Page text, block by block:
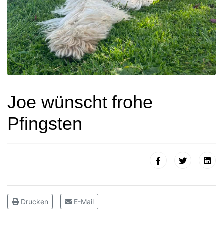
Joe wünscht frohe
Pfingsten
Drucken E-Mail